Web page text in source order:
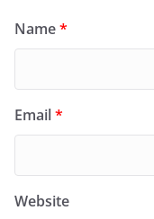
Name*
Email*
Website